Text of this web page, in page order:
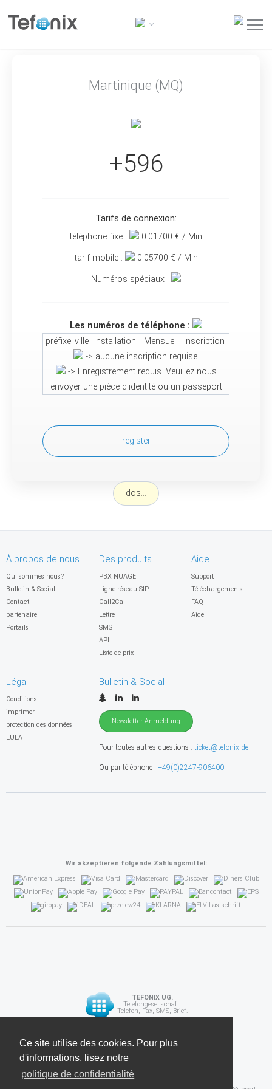
Diese Seite verwendet Cookies. Für weitere
Informationen lesen Sie unsere
Datenschutzrichtlinie
Ce site utilise des cookies. Pour plus
d'informations, lisez notre
politique de confidentialité
Martinique (MQ)
+596
Tarifs de connexion:
téléphone fixe :
0.01700 € / Min
tarif mobile : 0.05700 € / Min
Numéros spéciaux :
Les numéros de téléphone :
préfixe ville installation Mensuel
Inscription
-> aucune inscription requise.
-> Enregistrement requis. Veuillez nous
envoyer une pièce d'identité ou un passeport
register
dos...
À propos de nous
Qui sommes nous?
Bulletin & Social
Contact
partenaire
Portails
Des produits
PBX NUAGE
Ligne réseau SIP
Call2Call
Lettre
SMS
API
Liste de prix
Aide
Support
Téléchargements
FAQ
Aide
Légal
Conditions
imprimer
protection des données
EULA
Bulletin & Social
Newsletter Anmeldung
Pour toutes autres questions : ticket@tefonix.de
Ou par téléphone : +49(0)2247-906400
Wir akzeptieren folgende Zahlungsmittel:
TEFONIX UG.
Telefongesellschaft.
Telefon, Fax, SMS, Brief.
API